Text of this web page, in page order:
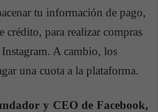
tu información de pago,
crédito, para realizar compras
A cambio, los
una cuota a la plataforma.
y CEO de Facebook,